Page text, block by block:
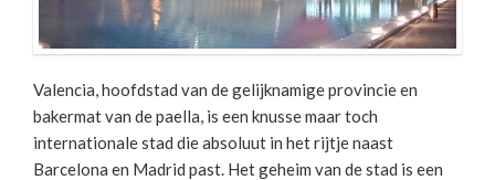
Valencia, hoofdstad van de gelijknamige provincie en
bakermat van de paella, is een knusse maar toch
internationale stad die absoluut in het rijtje naast
Barcelona en Madrid past. Het geheim van de stad is een